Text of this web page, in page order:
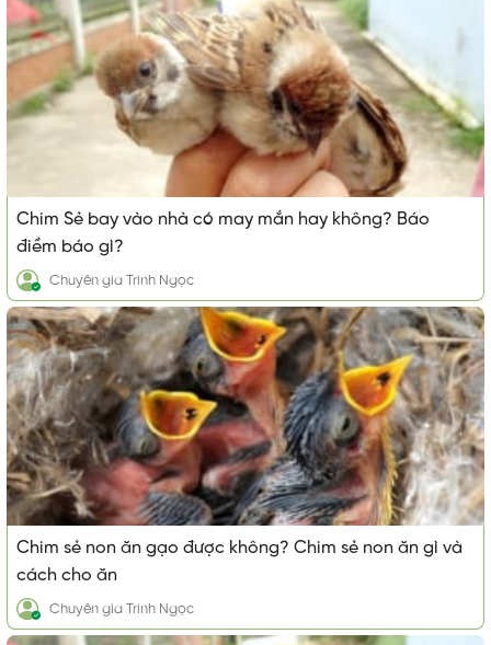
Chim Sẻ bay vào nhà có may mắn hay không? Báo
điềm báo gì?
Chuyên gia Trinh Ngọc
Chim sẻ non ăn gạo được không? Chim sẻ non ăn gì và
cách cho ăn
Chuyên gia Trinh Ngọc